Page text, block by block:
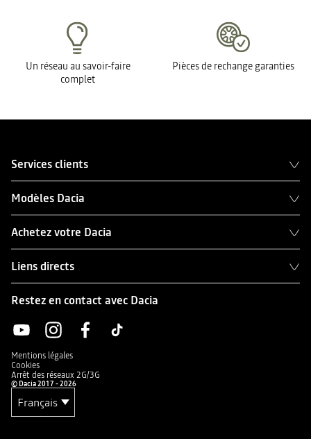
Un réseau au savoir-faire
complet
Pièces de rechange garanties
Services clients
Modèles Dacia
Achetez votre Dacia
Liens directs
Restez en contact avec Dacia
Mentions légales
Cookies
Arrêt des réseaux 2G/3G
© Dacia 2017 - 2026